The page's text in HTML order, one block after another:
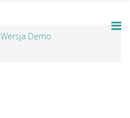
Wersja Demo